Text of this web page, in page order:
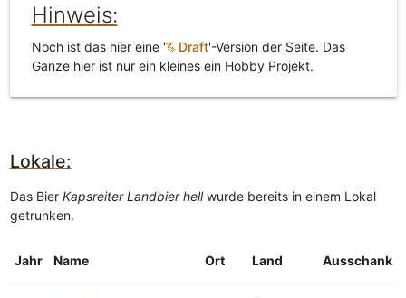
Hinweis:
Noch ist das hier eine ' Draft'-Version der Seite. Das
Ganze hier ist nur ein kleines ein Hobby Projekt.
Lokale:
Das Bier Kapsreiter Landbier hellwurde bereits in einem Lokal
getrunken.
Jahr Name Ort Land Ausschank